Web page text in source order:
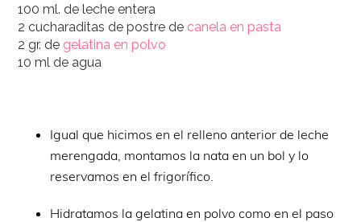
100 ml. de leche entera
2 cucharaditas de postre de canela en pasta
2 gr. de gelatina en polvo
10 ml de agua
Igual que hicimos en el relleno anterior de leche
merengada, montamos la nata en un bol y lo
reservamos en el frigorífico.
Hidratamos la gelatina en polvo como en el paso